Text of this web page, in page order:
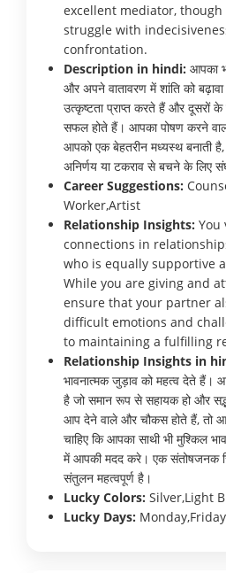
excellent mediator, though
struggle with
confrontation.
Description in hindi: आपका
और अपने वातावरण में शांति को
उत्कृष्टता प्राप्त करते हैं और दूसरों
सफल होते हैं। आपका पोषण करने
आपको एक बेहतरीन मध्यस्थ बनाती
अनिर्णय या टकराव से बचने के लिए
Career Suggestions:
Worker,Artist
Relationship Insights: You
connections in
who is equally supportive
While you are giving and
ensure that your partner
difficult emotions and
to maintaining a fulfilling
Relationship Insights in
भावनात्मक जुड़ाव को महत्व देते हैं।
है जो समान रूप से सहायक हो और
आप देने वाले और चौकस होते हैं, तो
चाहिए कि आपका साथी भी मुश्किल
में आपकी मदद करे। एक संतोषजनक
संतुलन महत्वपूर्ण है।
Lucky Colors: Silver,Light
Lucky Days: Monday,Friday